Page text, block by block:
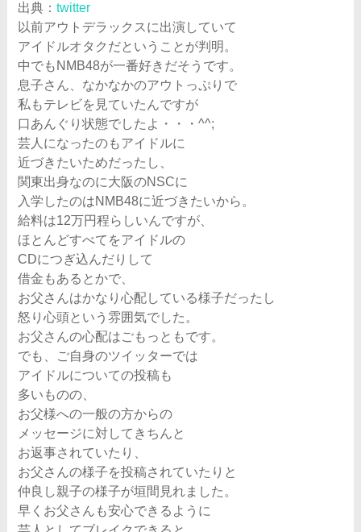
出典：twitter
以前アウトデラックスに出演していて
アイドルオタクだということが判明。
中でもNMB48が一番好きだそうです。
息子さん、なかなかのアウトっぷりで
私もテレビを見ていたんですが
口あんぐり状態でしたよ・・・^^;
芸人になったのもアイドルに
近づきたいためだったし、
関東出身なのに大阪のNSCに
入学したのはNMB48に近づきたいから。
給料は12万円程らしいんですが、
ほとんどすべてをアイドルの
CDにつぎ込んだりして
借金もあるとかで、
お父さんはかなり心配している様子だったし
怒り心頭という雰囲気でした。
お父さんの心配はごもっともです。
でも、ご自身のツイッターでは
アイドルについての投稿も
多いものの、
お父様への一般の方からの
メッセージに対してきちんと
お返事されていたり、
お父さんの様子を投稿されていたりと
仲良し親子の様子が垣間見れました。
早くお父さんも安心できるように